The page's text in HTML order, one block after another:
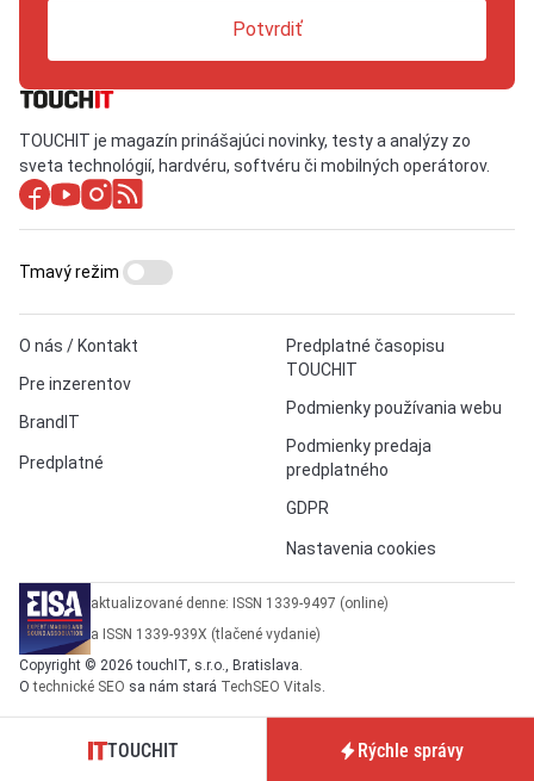
Potvrdiť
TOUCHIT je magazín prinášajúci novinky, testy a analýzy zo
sveta technológií, hardvéru, softvéru či mobilných operátorov.
O nás / Kontakt
Pre inzerentov
BrandIT
Predplatné
Predplatné časopisu
TOUCHIT
Podmienky používania webu
Podmienky predaja
predplatného
GDPR
Nastavenia cookies
Tmavý režim
aktualizované denne: ISSN 1339-9497 (online)
a ISSN 1339-939X (tlačené vydanie)
Copyright © 2026 touchIT, s.r.o., Bratislava.
Otechnické SEO sa nám stará TechSEO Vitals.
TOUCHIT Rýchle správy